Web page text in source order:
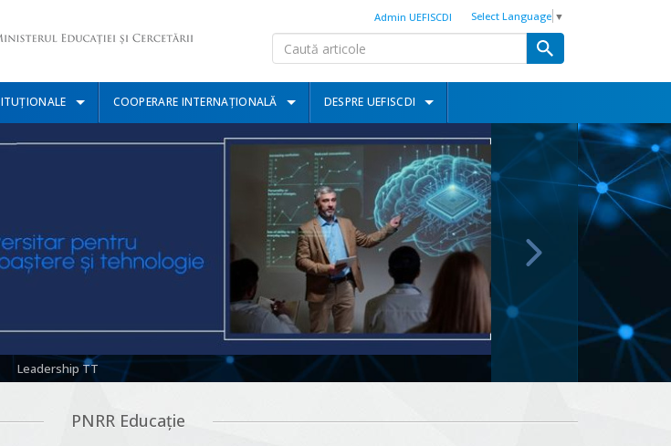
Select Language ▼
Admin UEFISCDI
COOPERARE INTERNAȚIONALĂ DESPRE UEFISCDI
Leadership TT
PNRR Educație